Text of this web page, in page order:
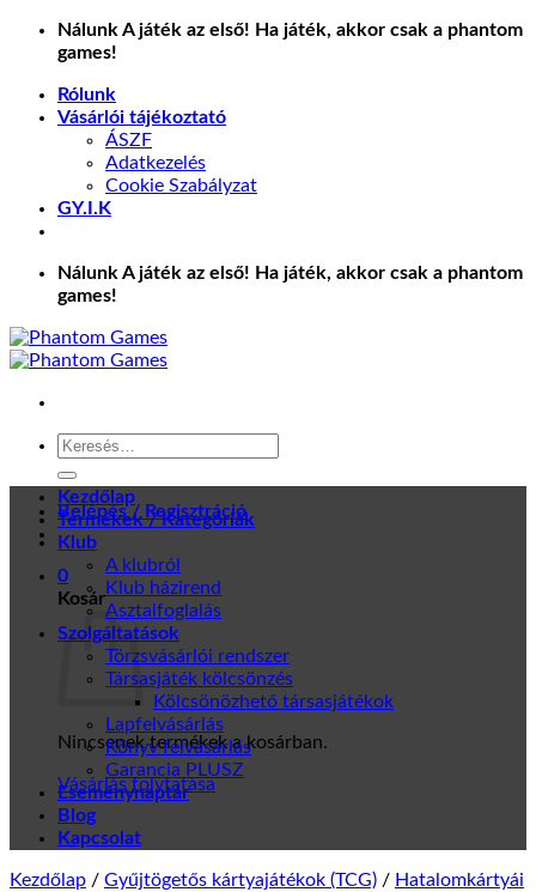
Skip
Nálunk A játék az első! Ha játék, akkor csak a phantom
games!
Rólunk
Vásárlói tájékoztató
ÁSZF
Adatkezelés
Cookie Szabályzat
GY.I.K
Nálunk A játék az első! Ha játék, akkor csak a phantom
games!
Keresés
következőre:
Belépés / Regisztráció
0
Kosár
Nincsenek termékek a kosárban.
Vásárlás folytatása
Kezdőlap
Termékek / Kategóriák
Klub
A klubról
Klub házirend
Asztalfoglalás
Szolgáltatások
Törzsvásárlói rendszer
Társasjáték kölcsönzés
Kölcsönözhető társasjátékok
Lapfelvásárlás
Könyv felvásárlás
Garancia PLUSZ
Eseménynaptár
Blog
Kapcsolat
Kezdőlap / Gyűjtögetős kártyajátékok (TCG) / Hatalomkártyái